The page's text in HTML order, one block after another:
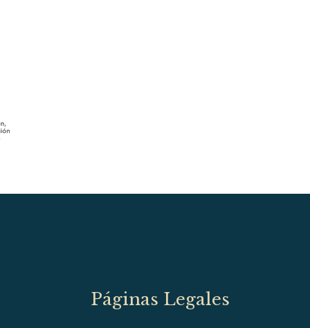
Páginas Legales